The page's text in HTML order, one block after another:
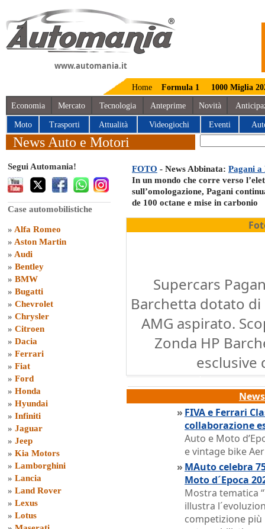
www.automania.it
Home Formula 1 1000 Miglia
Economia Mercato Tecnologia Anteprime Novità
Moto Trasporti Attualità Videogiochi Eventi
News Auto e Motori
Segui Automania!
Case automobilistiche
» Alfa Romeo
» Aston Martin
» Audi
» Bentley
» BMW
» Bugatti
» Chevrolet
» Chrysler
» Citroen
» Dacia
» Ferrari
» Fiat
» Ford
» Honda
» Hyundai
» Infiniti
» Jaguar
» Jeep
» Kia Motors
» Lamborghini
» Lancia
» Land Rover
» Lexus
» Lotus
FOTO - News Abbinata: Pagani
In un mondo che corre verso
sull’omologazione, Pagani
de 100 octane e mise in carbonio
Supercars
Barchetta dotato
AMG aspirato.
Zonda HP
esclusive
» FIVA e Ferrari
collaborazione
Auto e Moto
e vintage bike
» MAuto celebra
Moto d´Epoca
Mostra tematica
illustra
competizione